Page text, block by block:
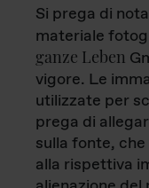
Si prega di
materiale
ganze Leben
vigore. Le
utilizzate per
prega di
sulla fonte,
alla rispettiva